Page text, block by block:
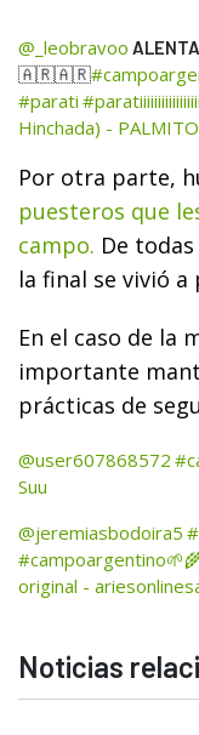
@_leobravoo
🇦🇷🇦🇷
#parati
Hinchada) - PALMITO
Por otra parte,
puesteros que
campo. De
la final se vivió a
En el caso de la
importante
prácticas de
@user607868572
Suu
@jeremiasbodoira5
original -
Noticias